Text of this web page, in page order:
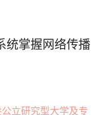
统掌握网络传播